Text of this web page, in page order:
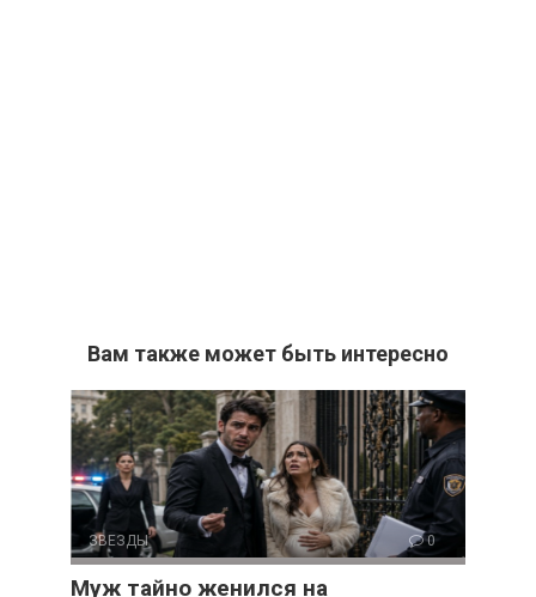
Вам также может быть интересно
ЗВЕЗДЫ 0
Муж тайно женился на